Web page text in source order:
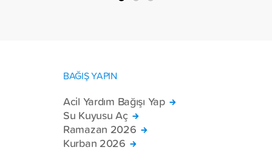
BAĞIŞ YAPIN
Acil Yardım Bağışı Yap
Su Kuyusu Aç
Ramazan 2026
Kurban 2026